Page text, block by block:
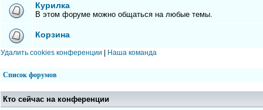
Курилка
В этом форуме можно общаться на любые темы.
Корзина
Удалить cookies конференции Наша команда
Список форумов
Кто сейчас на конференции